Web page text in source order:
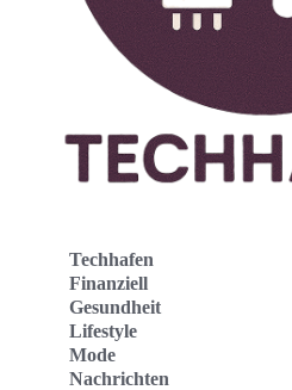
Techhafen
Finanziell
Gesundheit
Lifestyle
Mode
Nachrichten